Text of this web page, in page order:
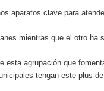
aparatos clave para
mientras que el otro ha
esta agrupación que
tengan este plus